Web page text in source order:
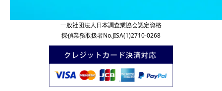
一般社団法人日本調査業協会認定資格
探偵業務取扱者No.JISA(1)2710-0268